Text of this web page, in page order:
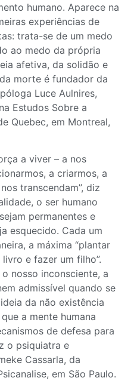
humano. Aparece na
experiências de
trata-se de um medo
ao medo da própria
afetiva, da solidão e
morte é fundador da
Luce Aulnires,
Estudos Sobre a
Quebec, em Montreal,
a viver – a nos
a criarmos, a
transcendam”, diz
o ser humano
permanentes e
esquecido. Cada um
a máxima “plantar
e fazer um filho”.
nosso inconsciente, a
admissível quando se
da não existência
a mente humana
de defesa para
o psiquiatra e
Cassarla, da
em São Paulo.